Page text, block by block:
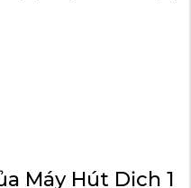
Máy Hút Dịch 1